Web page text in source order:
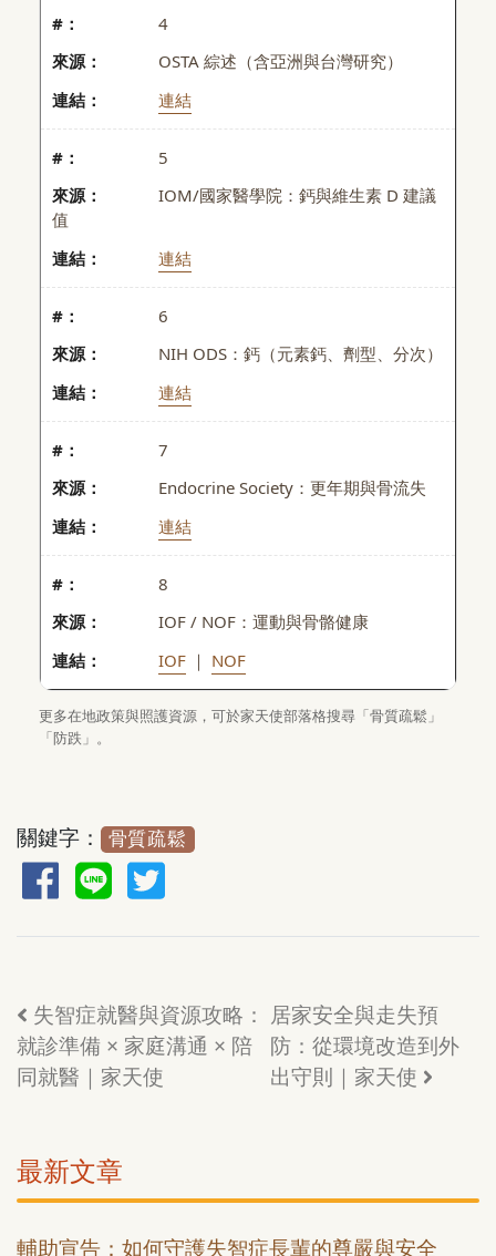
4
OSTA 綜述（含亞洲與台灣研究）
連結
5
IOM/國家醫學院：鈣與維生素 D 建議
值
連結
6
NIH ODS：鈣（元素鈣、劑型、分次）
連結
7
Endocrine Society：更年期與骨流失
連結
8
IOF / NOF：運動與骨骼健康
IOF ｜ NOF
更多在地政策與照護資源，可於家天使部落格搜尋「骨質疏鬆」
「防跌」。
關鍵字： 骨質疏鬆
失智症就醫與資源攻略：
就診準備 × 家庭溝通 × 陪
同就醫｜家天使
居家安全與走失預
防：從環境改造到外
出守則｜家天使
最新文章
輔助宣告：如何守護失智症長輩的尊嚴與安全